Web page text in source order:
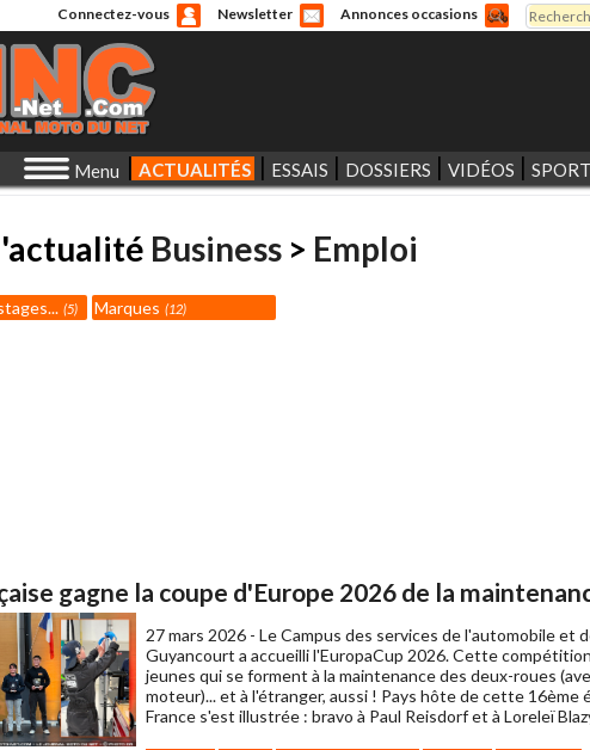
Connectez-vous Newsletter Annonces occasions
Menu ACTUALITÉS ESSAIS DOSSIERS VIDÉOS SPORT
Business > Emploi
5 Marques 12
gagne la coupe d'Europe 2026 de la
27 mars 2026 - Le Campus des services de l'automobile et
Guyancourt a accueilli l'EuropaCup 2026. Cette
jeunes qui se forment à la maintenance des deux-roues
moteur)... et à l'étranger, aussi ! Pays hôte de cette 16ème
France s'est illustrée : bravo à Paul Reisdorf et à Loreleï